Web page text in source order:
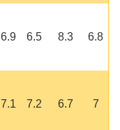
6.9 6.5 8.3 6.8
7.1 7.2 6.7 7